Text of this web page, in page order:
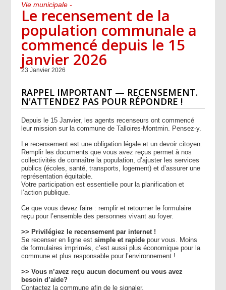
Vie municipale -
Le recensement de la
population communale a
commencé depuis le 15
janvier 2026
23 Janvier 2026
RAPPEL IMPORTANT — RECENSEMENT.
N'ATTENDEZ PAS POUR RÉPONDRE !
Depuis le 15 Janvier, les agents recenseurs ont commencé
leur mission sur la commune de Talloires-Montmin. Pensez-y.
Le recensement est une obligation légale et un devoir citoyen.
Remplir les documents que vous avez reçus permet à nos
collectivités de connaître la population, d’ajuster les services
publics (écoles, santé, transports, logement) et d’assurer une
représentation équitable.
Votre participation est essentielle pour la planification et
l’action publique.
Ce que vous devez faire : remplir et retourner le formulaire
reçu pour l’ensemble des personnes vivant au foyer.
>> Privilégiez le recensement par internet !
Se recenser en ligne est simple et rapide pour vous. Moins
de formulaires imprimés, c’est aussi plus économique pour la
commune et plus responsable pour l’environnement !
>> Vous n’avez reçu aucun document ou vous avez
besoin d’aide?
Contactez la commune afin de le signaler.